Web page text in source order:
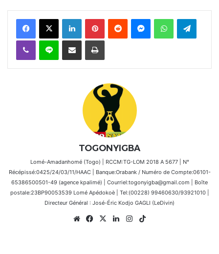
FacebookX Linkedin PinterestReddit MessengerWhatsAppTelegram
Viber Ligne Partager par email Imprimer
TOGONYIGBA
Lomé-Amadanhomé (Togo) | RCCM:TG-LOM 2018 A 5677 | N°
Récépissé:0425/24/03/11/HAAC | Banque:Orabank / Numéro de Compte:06101-
65386500501-49 (agence kpalimé) | Courriel:togonyigba@gmail.com | Boîte
postale:23BP90053539 Lomé Apédokoè | Tel:(00228) 99460630/93921010 |
Directeur Général : José-Éric Kodjo GAGLI (LeDivin)
WebsiteFacebook
X LinkedinInstagram